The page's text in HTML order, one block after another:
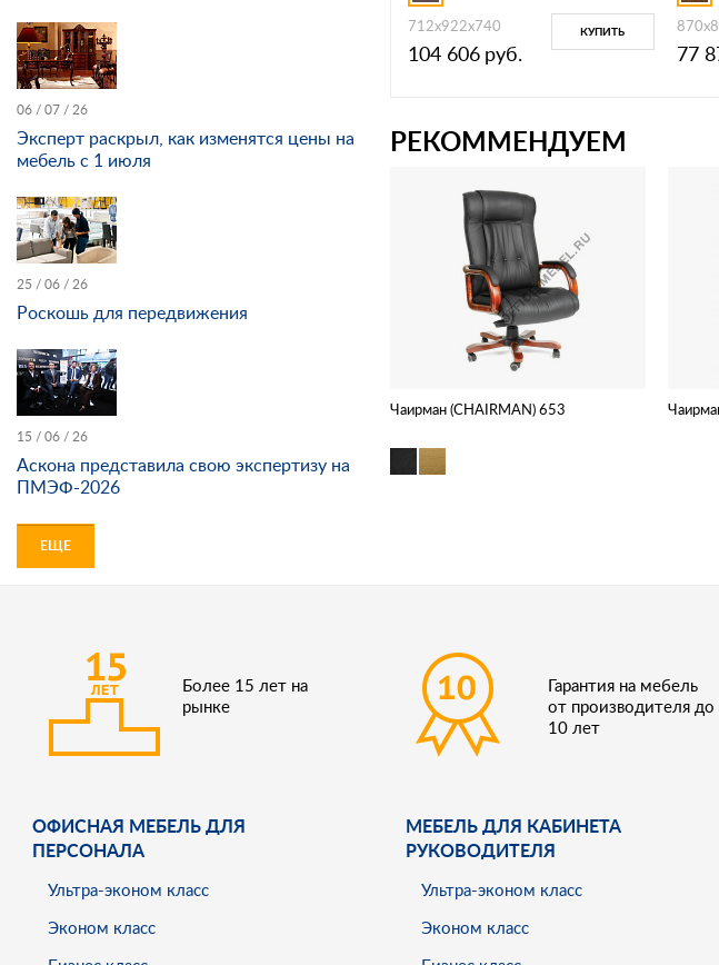
712х922х740
104 606 руб.
КУПИТЬ
77
РЕКОММЕНДУЕМ
Чаирман (CHAIRMAN) 653
06 / 07 / 26
Эксперт раскрыл, как изменятся цены на
мебель с 1 июля
25 / 06 / 26
Роскошь для передвижения
15 / 06 / 26
Аскона представила свою экспертизу на
ПМЭФ-2026
ЕЩЕ
Более 15 лет на
рынке
Гарантия на мебель
от производителя до
10 лет
ОФИСНАЯ МЕБЕЛЬ ДЛЯ
ПЕРСОНАЛА
Ультра-эконом класс
Эконом класс
МЕБЕЛЬ ДЛЯ КАБИНЕТА
РУКОВОДИТЕЛЯ
Ультра-эконом класс
Эконом класс